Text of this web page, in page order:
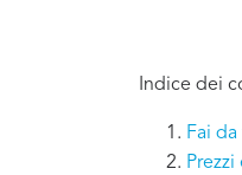
Indice dei
Fai